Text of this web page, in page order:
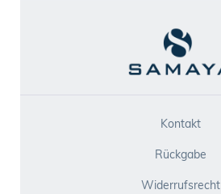
Kontakt
Rückgabe
Widerrufsrecht